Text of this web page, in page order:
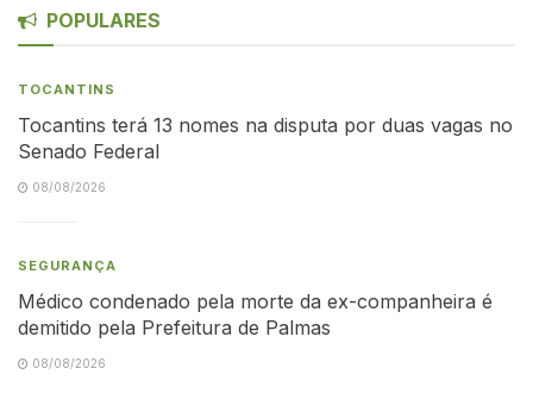
POPULARES
TOCANTINS
Tocantins terá 13 nomes na disputa por duas vagas no
Senado Federal
08/08/2026
SEGURANÇA
Médico condenado pela morte da ex-companheira é
demitido pela Prefeitura de Palmas
08/08/2026